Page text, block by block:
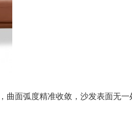
面弧度精准收敛，沙发表面无一